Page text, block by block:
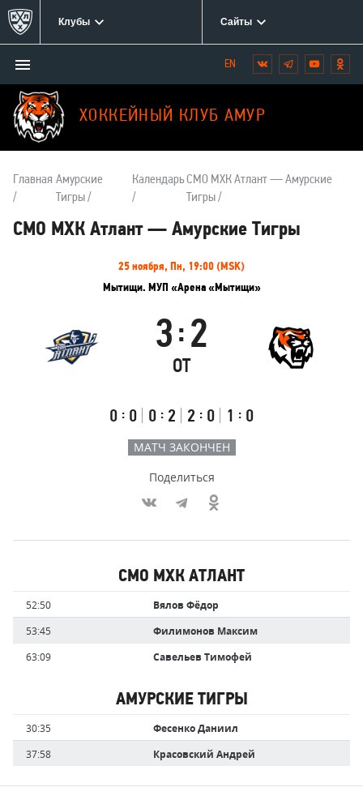
Клубы Сайты
ХОККЕЙНЫЙ КЛУБ АМУР
Открыть/
закрыть
меню
Мы
в
социальных
сетях:
Вконтакте
Telegram
YouTube
Главная Амурские
Тигры
КалендарьСМО МХК Атлант — Амурские
Тигры
СМО МХК Атлант — Амурские Тигры
25 ноября, Пн, 19:00 (MSK)
Мытищи. МУП «Арена «Мытищи»
СМО
МХК
3 : 2
ОТ
Первый
тайм
0 : 0
Второй
тайм
0 : 2
Третий
тайм
2 : 0 Овертайм
1 : 0
Амурские
Тигры
МАТЧ ЗАКОНЧЕН
Поделиться
забившие
голы
СМО МХК АТЛАНТ
Время Имя
игрока
52:50
Вялов Фёдор
53:45
Филимонов Максим
63:09
Савельев Тимофей
АМУРСКИЕ ТИГРЫ
Время Имя
игрока
30:35
Фесенко Даниил
37:58
Красовский Андрей